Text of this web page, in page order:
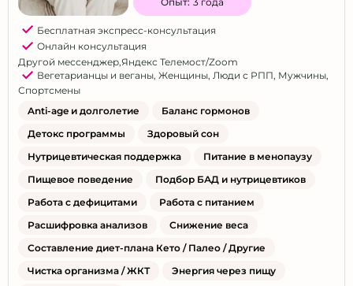
Пермь
Псков
Ростов-на-Дону
Рязань
Самара
Саратов
Севастополь
Симферополь
Сортавала
Сочи
Ставрополь
Сургут
Бесплатная экспресс-консультация
Онлайн консультация
Другой мессенджер,Яндекс Телемост/Zoom
Вегетарианцы и веганы, Женщины, Люди с РПП, Мужчины,
Спортсмены
Anti-age и долголетие
Баланс гормонов
Детокс программы
Здоровый сон
Нутрицевтическая поддержка
Питание в менопаузу
Пищевое поведение
Подбор БАД и нутрицевтиков
Работа с дефицитами
Работа с питанием
Расшифровка анализов
Снижение веса
Составление диет-плана Кето / Палео / Другие
Чистка организма / ЖКТ
Энергия через пищу